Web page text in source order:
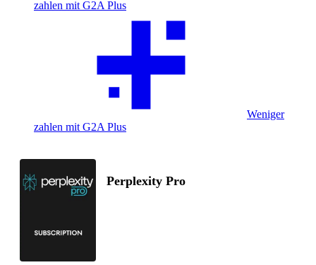
zahlen mit G2A Plus
Weniger
zahlen mit G2A Plus
Perplexity Pro